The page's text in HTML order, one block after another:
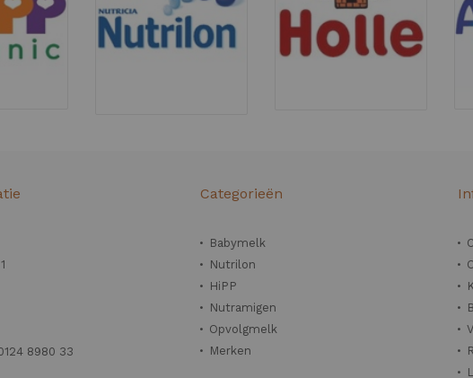
8980 33
Categorieën
Babymelk
Nutrilon
HiPP
Nutramigen
Opvolgmelk
Merken